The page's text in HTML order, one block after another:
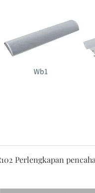
Perlengkapan